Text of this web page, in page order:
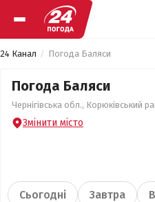
24 Канал Погода Баляси
Погода Баляси
Чернігівська обл., Корюківський
Змінити місто
Сьогодні Завтра